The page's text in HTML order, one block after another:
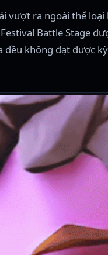
vượt ra ngoài thể
Battle Stage
đều không đạt được